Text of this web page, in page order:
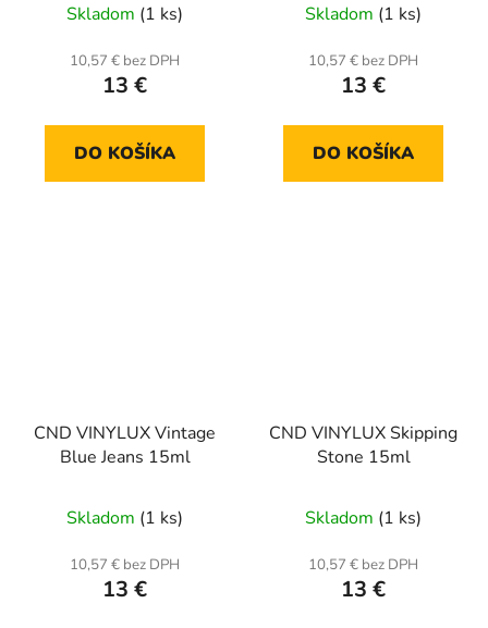
Skladom (1 ks)
10,57 € bez DPH
13 €
DO KOŠÍKA
Skladom (1 ks)
10,57 € bez DPH
13 €
DO KOŠÍKA
CND VINYLUX Vintage
Blue Jeans 15ml
Skladom (1 ks)
10,57 € bez DPH
13 €
CND VINYLUX Skipping
Stone 15ml
Skladom (1 ks)
10,57 € bez DPH
13 €